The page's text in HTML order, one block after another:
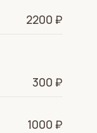
2200 ₽
300 ₽
1000 ₽